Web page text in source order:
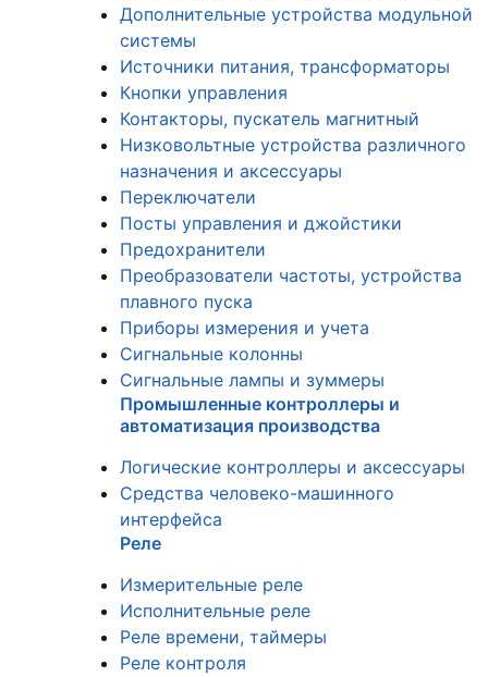
Дополнительные устройства модульной
системы
Источники питания, трансформаторы
Кнопки управления
Контакторы, пускатель магнитный
Низковольтные устройства различного
назначения и аксессуары
Переключатели
Посты управления и джойстики
Предохранители
Преобразователи частоты, устройства
плавного пуска
Приборы измерения и учета
Сигнальные колонны
Сигнальные лампы и зуммеры
Промышленные контроллеры и
автоматизация производства
Логические контроллеры и аксессуары
Средства человеко-машинного
интерфейса
Реле
Измерительные реле
Исполнительные реле
Реле времени, таймеры
Реле контроля